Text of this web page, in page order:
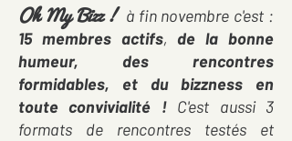
Oh My Bizz !à fin novembre c'est :
15 membres actifs,de la bonne
humeur, des rencontres
formidables, et du bizzness en
toute convivialité ! C'est aussi 3
formats de rencontres testés et